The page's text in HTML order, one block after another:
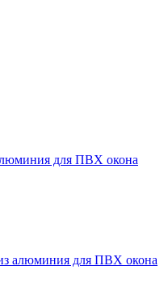
алюминия для ПВХ окона